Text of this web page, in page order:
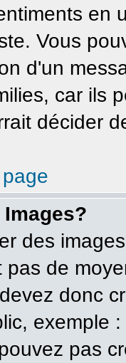
en
Vous
d'un
car ils
décider
des
pas de
donc
exemple
pas